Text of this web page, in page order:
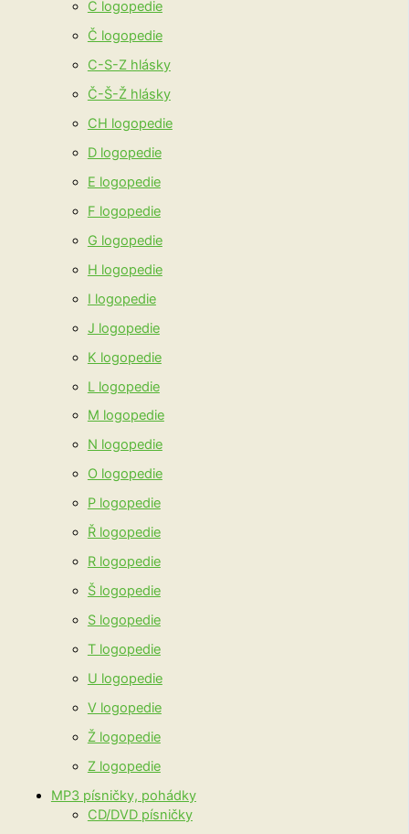
C logopedie
Č logopedie
C-S-Z hlásky
Č-Š-Ž hlásky
CH logopedie
D logopedie
E logopedie
F logopedie
G logopedie
H logopedie
I logopedie
J logopedie
K logopedie
L logopedie
M logopedie
N logopedie
O logopedie
P logopedie
Ř logopedie
R logopedie
Š logopedie
S logopedie
T logopedie
U logopedie
V logopedie
Ž logopedie
Z logopedie
MP3 písničky, pohádky
CD/DVD písničky